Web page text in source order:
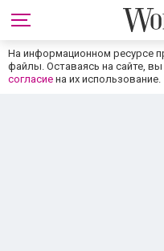
На информационном ресурсе
файлы. Оставаясь на сайте,
согласие на их использование.